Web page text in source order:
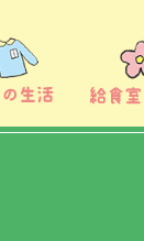
の生活 給食室